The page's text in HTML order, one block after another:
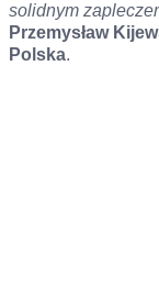
solidnym
Przemysław
Polska.